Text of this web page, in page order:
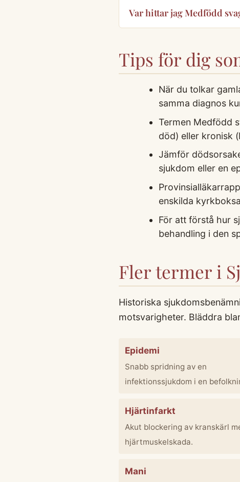
Var hittar jag Medfödd
Tips för dig
När du tolkar
samma diagnos
Termen Medfödd
död) eller kronisk
Jämför
sjukdom eller en
enskilda
För att förstå hur
behandling i den
Fler termer i
Historiska
motsvarigheter. Bläddra
Epidemi
Snabb spridning av en
infektionssjukdom i en
Hjärtinfarkt
Akut blockering av kranskärl
hjärtmuskelskada.
Mani